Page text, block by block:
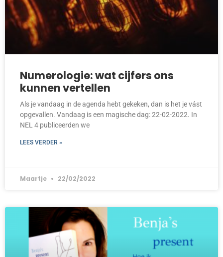
Numerologie: wat cijfers ons
kunnen vertellen
Als je vandaag in de agenda hebt gekeken, dan is het je vást
opgevallen. Vandaag is een magische dag: 22-02-2022. In
NEL 4 publiceerden we
LEES VERDER »
Maartje 22/02/2022